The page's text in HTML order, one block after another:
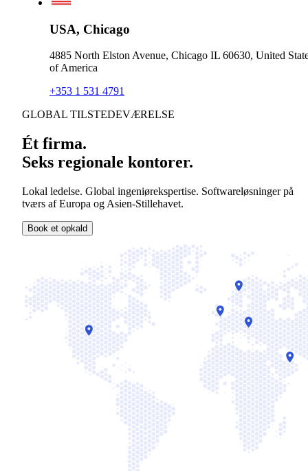
USA, Chicago
4885 North Elston Avenue, Chicago IL 60630, United
of America
+353 1 531 4791
GLOBAL TILSTEDEVÆRELSE
Ét firma.
Seks regionale kontorer.
Lokal ledelse. Global ingeniørekspertise. Softwareløsninger på
tværs af Europa og Asien-Stillehavet.
Book et opkald